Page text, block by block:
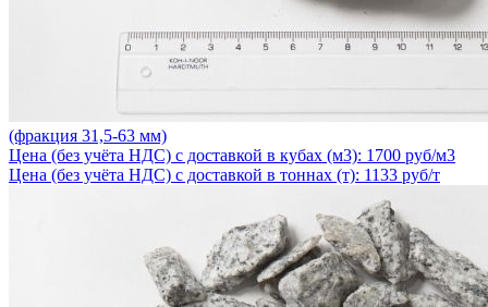
(фракция 31,5-63 мм)
Цена (без учёта НДС) с доставкой в кубах (м3): 1700 руб/м3
Цена (без учёта НДС) с доставкой в тоннах (т): 1133 руб/т